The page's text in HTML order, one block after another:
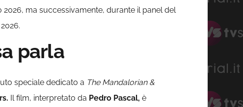
2026, ma successivamente, durante il panel del
parla
speciale dedicato a The Mandalorian &
Il film, interpretato da Pedro Pascal, è